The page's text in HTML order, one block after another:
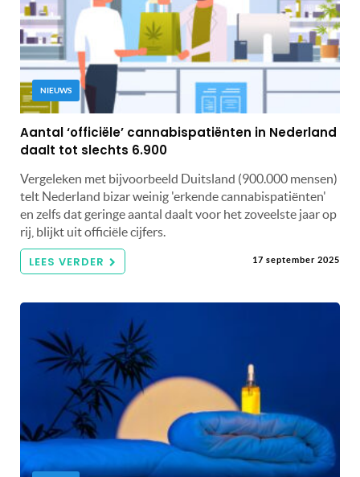
NIEUWS
Aantal ‘officiële’ cannabispatiënten in Nederland
daalt tot slechts 6.900
Vergeleken met bijvoorbeeld Duitsland (900.000 mensen)
telt Nederland bizar weinig 'erkende cannabispatiënten'
en zelfs dat geringe aantal daalt voor het zoveelste jaar op
rij, blijkt uit officiële cijfers.
LEES VERDER 17 september 2025